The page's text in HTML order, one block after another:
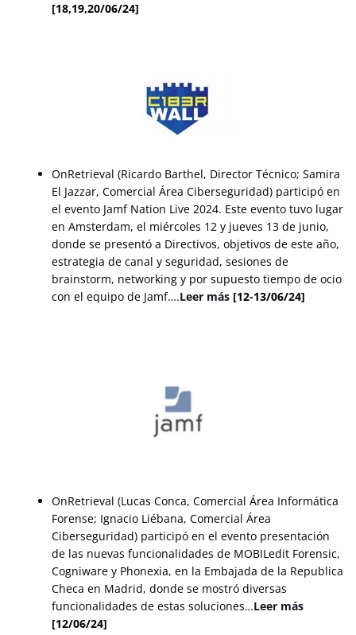
[18,19,20/06/24]
OnRetrieval (Ricardo Barthel, Director Técnico; Samira
El Jazzar, Comercial Área Ciberseguridad) participó en
el evento Jamf Nation Live 2024. Este evento tuvo lugar
en Amsterdam, el miércoles 12 y jueves 13 de junio,
donde se presentó a Directivos, objetivos de este año,
estrategia de canal y seguridad, sesiones de
brainstorm, networking y por supuesto tiempo de ocio
con el equipo de Jamf….Leer más [12-13/06/24]
OnRetrieval (Lucas Conca, Comercial Área Informática
Forense; Ignacio Liébana, Comercial Área
Ciberseguridad) participó en el evento presentación
de las nuevas funcionalidades de MOBILedit Forensic,
Cogniware y Phonexia, en la Embajada de la Republica
Checa en Madrid, donde se mostró diversas
funcionalidades de estas soluciones…Leer más
[12/06/24]